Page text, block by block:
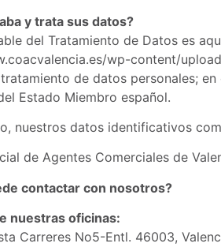
y trata sus datos?
del Tratamiento de Datos es
wp-content/
de datos personales;
Estado Miembro español.
nuestros datos identificativos
de Agentes Comerciales de
contactar con nosotros?
nuestras oficinas:
Carreres No5-Entl. 46003,